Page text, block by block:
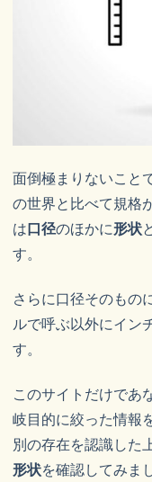
面倒極まりないこと
の世界と比べて規格
は 口径のほかに形状
す。
さらに口径そのもの
ルで呼ぶ以外にイン
す。
このサイトだけであ
岐目的に絞った情報
別の存在を認識した
形状を確認してみま